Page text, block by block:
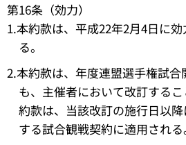
第16条（効力）
1.本約款は、平成22年2月4日に
る。
2.本約款は、年度連盟選手権試
も、主催者において改訂する
約款は、当該改訂の施行日以
する試合観戦契約に適用される